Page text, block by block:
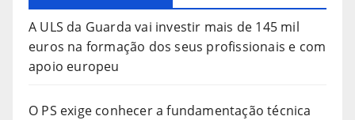
A ULS da Guarda vai investir mais de 145 mil
euros na formação dos seus profissionais e com
apoio europeu
O PS exige conhecer a fundamentação técnica